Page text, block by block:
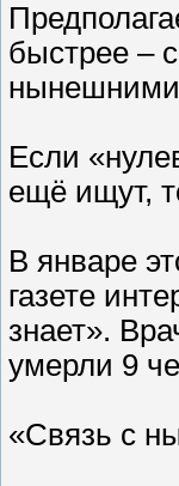
быст­рее –
Если
ещё ищут,
В январе
газете
знает».
умерли 9
«Связь с